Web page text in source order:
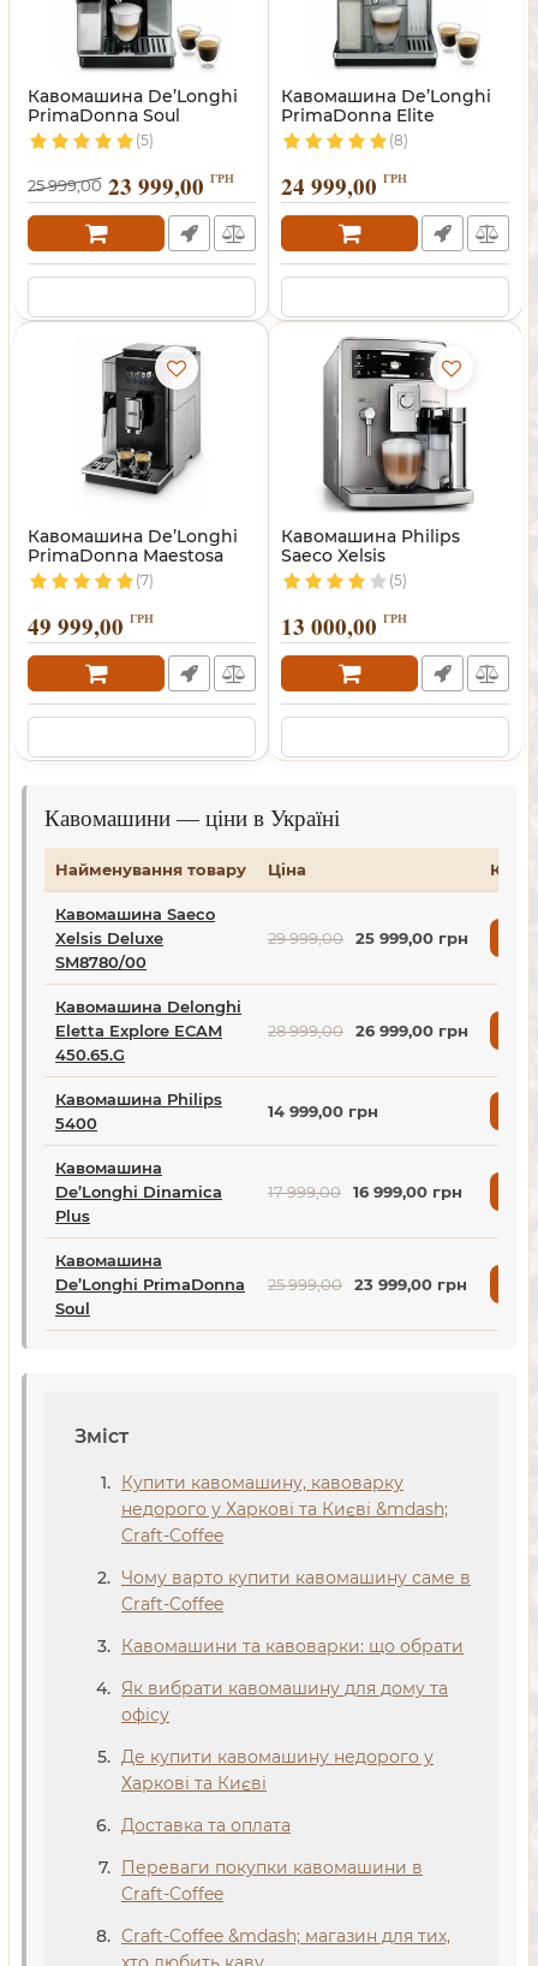
Кавомашина De’Longhi
PrimaDonna Soul
(5)
25 999,00 23 999,00 ГРН
Кавомашина De’Longhi
PrimaDonna Elite
(8)
24 999,00 ГРН
Кавомашина De’Longhi
PrimaDonna Maestosa
(7)
49 999,00 ГРН
Кавомашина Philips
Saeco Xelsis
(5)
13 000,00 ГРН
Кавомашини — ціни в Україні
Найменування товару Ціна
Кавомашина Saeco
Xelsis Deluxe
SM8780/00
29 999,00 25 999,00 грн
Кавомашина Delonghi
Eletta Explore ECAM
450.65.G
28 999,00 26 999,00 грн
Кавомашина Philips
5400
14 999,00 грн
Кавомашина
De’Longhi Dinamica
Plus
17 999,00 16 999,00 грн
Кавомашина
De’Longhi PrimaDonna
Soul
25 999,00 23 999,00 грн
Зміст
Купити кавомашину, кавоварку
недорого у Харкові та Києві &mdash;
Craft-Coffee
Чому варто купити кавомашину саме в
Craft-Coffee
Кавомашини та кавоварки: що обрати
Як вибрати кавомашину для дому та
офісу
Де купити кавомашину недорого у
Харкові та Києві
Доставка та оплата
Переваги покупки кавомашини в
Craft-Coffee
Craft-Coffee &mdash; магазин для тих,